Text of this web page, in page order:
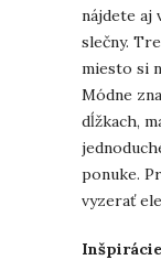
nájdete aj
slečny.
miesto si
Módne
dĺžkach,
ponuke.
vyzerať